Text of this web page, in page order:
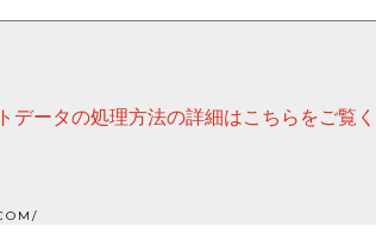
データの処理方法の詳細はこちらをご覧